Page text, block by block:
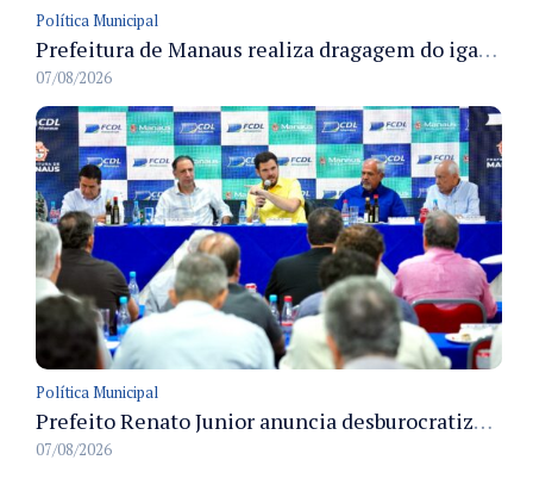
Política Municipal
Prefeitura de Manaus realiza dragagem do igarapé na rua Renila e retira 900 metros cúbicos de lixo
07/08/2026
Política Municipal
Prefeito Renato Junior anuncia desburocratização e revitalização do centro de Manaus em reunião com empresários
07/08/2026